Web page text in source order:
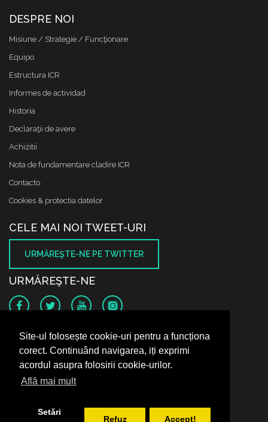
Site-ul folosește cookie-uri pentru a funcționa
corect. Continuând navigarea, iți exprimi
acordul asupra folosirii cookie-urilor.
Află mai mult
Setări
Refuz Accept!
DESPRE NOI
Misiune / Strategie / Funcţionare
Equipo
Estructura ICR
Informes de actividad
Historia
Declaraţii de avere
Achizitii
Nota de fundamentare cladire ICR
Contacto
Cookies & protectia datelor
CELE MAI NOI TWEET-URI
URMĂREŞTE-NE PE TWITTER
URMĂREŞTE-NE
SUNTEM PE FACEBOOK